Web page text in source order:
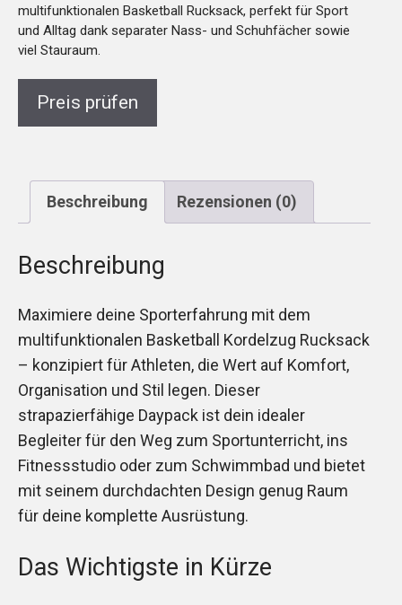
multifunktionalen Basketball Rucksack, perfekt für Sport
und Alltag dank separater Nass- und Schuhfächer sowie
viel Stauraum.
Preis prüfen
Beschreibung Rezensionen (0)
Beschreibung
Maximiere deine Sporterfahrung mit dem
multifunktionalen Basketball Kordelzug Rucksack
– konzipiert für Athleten, die Wert auf Komfort,
Organisation und Stil legen. Dieser
strapazierfähige Daypack ist dein idealer
Begleiter für den Weg zum Sportunterricht, ins
Fitnessstudio oder zum Schwimmbad und bietet
mit seinem durchdachten Design genug Raum
für deine komplette Ausrüstung.
Das Wichtigste in Kürze